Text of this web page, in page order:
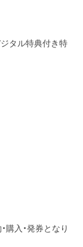
タル特典付き特
購入・発券となり